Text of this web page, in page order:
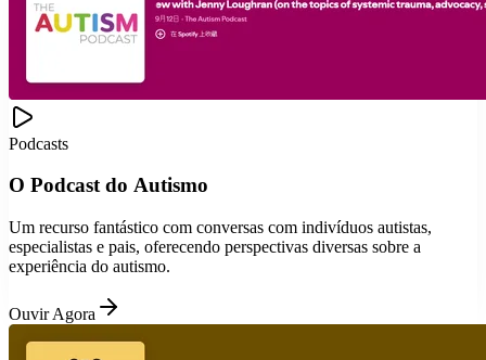
Podcasts
O Podcast do Autismo
Um recurso fantástico com conversas com indivíduos autistas,
especialistas e pais, oferecendo perspectivas diversas sobre a
experiência do autismo.
Ouvir Agora